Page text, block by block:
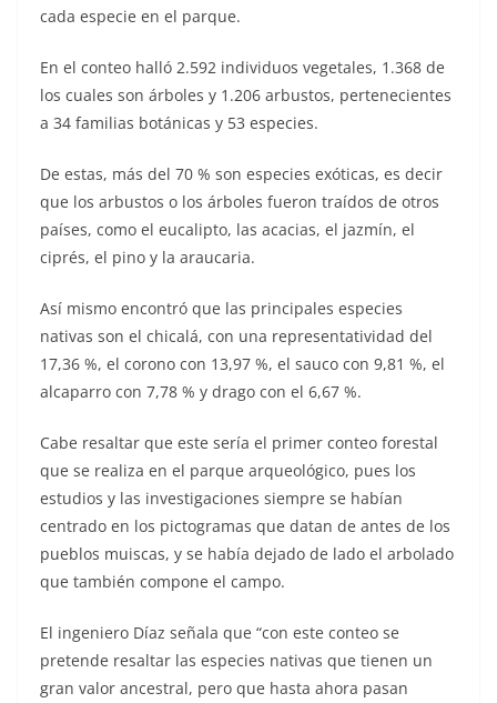
cada especie en el parque.
En el conteo halló 2.592 individuos vegetales, 1.368 de
los cuales son árboles y 1.206 arbustos, pertenecientes
a 34 familias botánicas y 53 especies.
De estas, más del 70 % son especies exóticas, es decir
que los arbustos o los árboles fueron traídos de otros
países, como el eucalipto, las acacias, el jazmín, el
ciprés, el pino y la araucaria.
Así mismo encontró que las principales especies
nativas son el chicalá, con una representatividad del
17,36 %, el corono con 13,97 %, el sauco con 9,81 %, el
alcaparro con 7,78 % y drago con el 6,67 %.
Cabe resaltar que este sería el primer conteo forestal
que se realiza en el parque arqueológico, pues los
estudios y las investigaciones siempre se habían
centrado en los pictogramas que datan de antes de los
pueblos muiscas, y se había dejado de lado el arbolado
que también compone el campo.
El ingeniero Díaz señala que “con este conteo se
pretende resaltar las especies nativas que tienen un
gran valor ancestral, pero que hasta ahora pasan